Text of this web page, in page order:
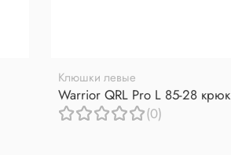
Клюшки левые
Warrior QRL Pro L 85-28 крюк
(0)